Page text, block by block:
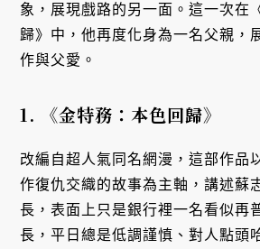
象，展現戲路的另一面。這一次在
歸》中，他再度化身為一名父親，
作與父愛。
1. 《金特務：本色回歸》
改編自超人氣同名網漫，這部作品
作復仇交織的故事為主軸，講述蘇
長，表面上只是銀行裡一名看似再
長，平日總是低調謹慎、對人點頭